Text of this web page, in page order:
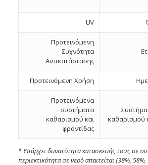
UV
Προτεινόμενη
Συχνότητα
Αντικατάστασης
Προτεινόμενη Χρήση
Προτεινόμενα
συστήματα
καθαρισμού και
φροντίδας
καθαρισμού
* Υπάρχει δυνατότητα κατασκευής τους σε
περιεκτικότητα σε νερό απαιτείται (38%,